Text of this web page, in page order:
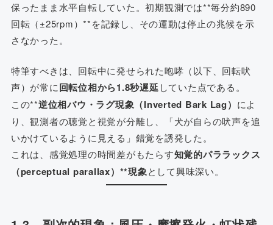
保ったまま水平自転していた。初期観測では**毎分約890
回転（±25rpm）**を記録し、その運動は停止の兆候を示
さなかった。
特筆すべきは、回転中に発せられた咆哮（以下、回転吠
声）が常に回転位相から1.8秒遅延していた点である。
この**逆位相バウ・ラグ現象（Inverted Bark Lag） によ
り、観測者の聴覚と視覚が分離し、「犬が自らの吠声を追
いかけているように見える」錯覚を誘発した。
これは、感覚処理の時間差がもたらす知覚的パララックス
（perceptual parallax）**現象として興味深い。